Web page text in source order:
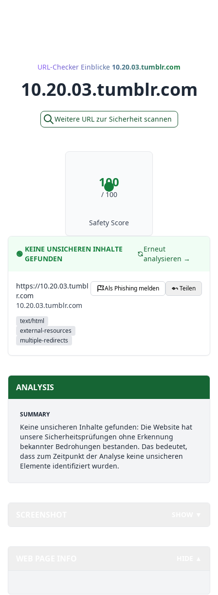
URL-Checker Einblicke 10.20.03.tumblr.com
10.20.03.tumblr.com
Weitere URL zur Sicherheit scannen
100
/ 100
Safety Score
🟢
KEINE UNSICHEREN INHALTE
GEFUNDEN
Erneut
analysieren →
https://10.20.03.tumbl
r.com
10.20.03.tumblr.com
text/html
external-resources
multiple-redirects
Als Phishing melden Teilen
ANALYSIS
SUMMARY
Keine unsicheren Inhalte gefunden: Die Website hat
unsere Sicherheitsprüfungen ohne Erkennung
bekannter Bedrohungen bestanden. Das bedeutet,
dass zum Zeitpunkt der Analyse keine unsicheren
Elemente identifiziert wurden.